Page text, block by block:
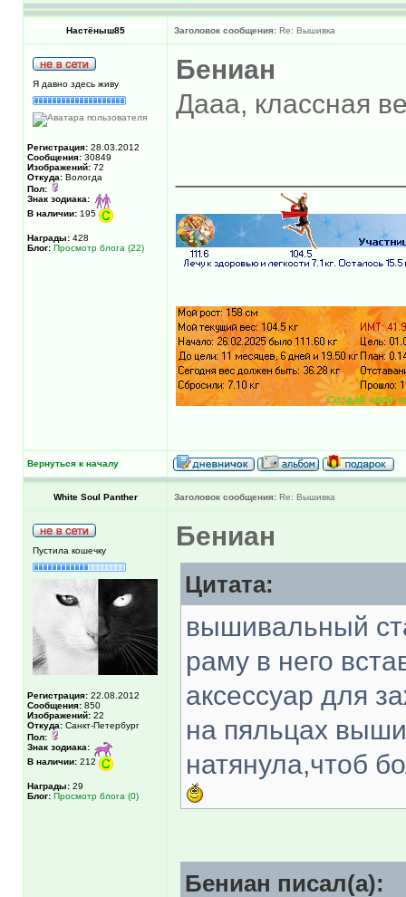
Настёныш85 Заголовок сообщения: Re: Вышивка
Я давно здесь живу
Регистрация: 28.03.2012
Сообщения: 30849
Изображений: 72
Откуда: Вологда
Пол:
Знак зодиака:
В наличии: 195
Награды: 428
Блог: Просмотр блога (22)
Бениан
Дааа, классная
Вернуться к началу
White Soul Panther Заголовок сообщения: Re: Вышивка
Пустила кошечку
Регистрация: 22.08.2012
Сообщения: 850
Изображений: 22
Откуда: Санкт-Петербург
Пол:
Знак зодиака:
В наличии: 212
Награды: 29
Блог: Просмотр блога (0)
Бениан
Цитата:
вышивальный
раму в него
аксессуар для
на пяльцах
натянула,чтоб
Бениан писал(а):